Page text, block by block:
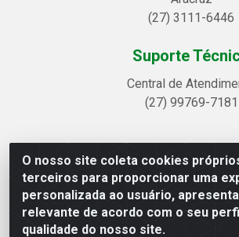
O nosso site coleta cookies
terceiros para proporcionar uma
personalizada ao usuário,
relevante de acordo com o seu
qualidade do nosso site.
(27) 3111-6446
Suporte
Central de
(27) 99769-7181
Linhavix Distribuidora LTDA - Avenida
Quadra314 Lote 05 e 07 - Shell,
29.901-605 - CNPJ 20.857.514/